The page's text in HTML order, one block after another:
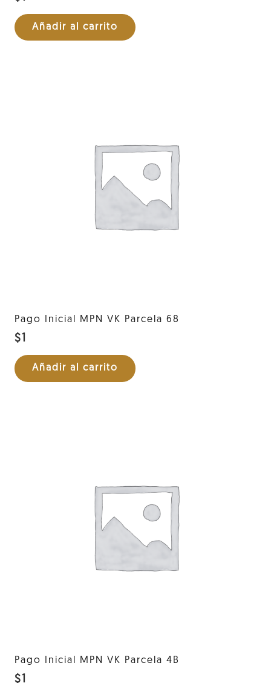
Añadir al carrito
Pago Inicial MPN VK Parcela 68
$1
Añadir al carrito
Pago Inicial MPN VK Parcela 4B
$ 1